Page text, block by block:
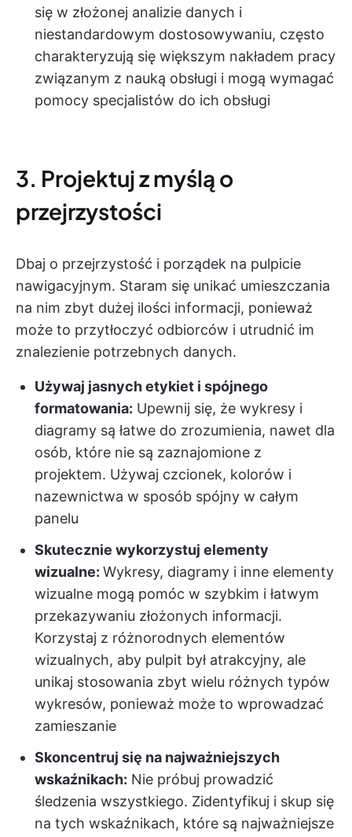
się w złożonej analizie danych i
niestandardowym dostosowywaniu, często
charakteryzują się większym nakładem pracy
związanym z nauką obsługi i mogą wymagać
pomocy specjalistów do ich obsługi
3. Projektuj z myślą o
przejrzystości
Dbaj o przejrzystość i porządek na pulpicie
nawigacyjnym. Staram się unikać umieszczania
na nim zbyt dużej ilości informacji, ponieważ
może to przytłoczyć odbiorców i utrudnić im
znalezienie potrzebnych danych.
Używaj jasnych etykiet i spójnego
formatowania: Upewnij się, że wykresy i
diagramy są łatwe do zrozumienia, nawet dla
osób, które nie są zaznajomione z
projektem. Używaj czcionek, kolorów i
nazewnictwa w sposób spójny w całym
panelu
Skutecznie wykorzystuj elementy
wizualne: Wykresy, diagramy i inne elementy
wizualne mogą pomóc w szybkim i łatwym
przekazywaniu złożonych informacji.
Korzystaj z różnorodnych elementów
wizualnych, aby pulpit był atrakcyjny, ale
unikaj stosowania zbyt wielu różnych typów
wykresów, ponieważ może to wprowadzać
zamieszanie
Skoncentruj się na najważniejszych
wskaźnikach: Nie próbuj prowadzić
śledzenia wszystkiego. Zidentyfikuj i skup się
na tych wskaźnikach, które są najważniejsze